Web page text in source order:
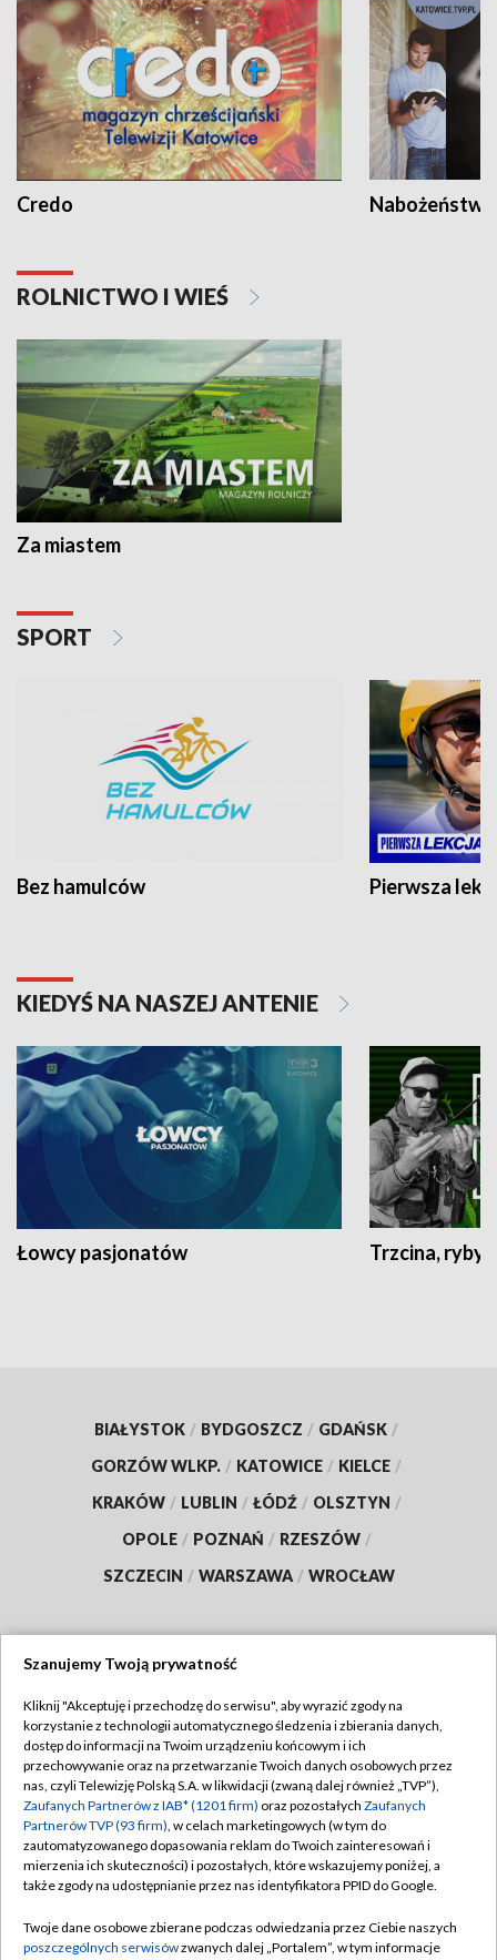
Credo
ROLNICTWO I WIEŚ
Za miastem
SPORT
Bez hamulców Pierwsza
KIEDYŚ NA NASZEJ ANTENIE
Łowcy pasjonatów Trzcina, ryby
BIAŁYSTOK / BYDGOSZCZ / GDAŃSK /
GORZÓW WLKP. / KATOWICE / KIELCE /
KRAKÓW / LUBLIN / ŁÓDŹ / OLSZTYN /
OPOLE / POZNAŃ / RZESZÓW /
SZCZECIN / WARSZAWA / WROCŁAW
TVP
Abonament TVP
Emisja w TVP
Centrum informacji TVP
Naziemna Telewizja Cyfrowa
Rada Programowa
Regulamin TVP
Polityka prywatności
Moje zgody
Pomoc
Kontakt
Szanujemy Twoją prywatność
Kliknij "Akceptuję i przechodzę do serwisu", aby wyrazić zgody na
korzystanie z technologii automatycznego śledzenia i zbierania danych,
dostęp do informacji na Twoim urządzeniu końcowym i ich
przechowywanie oraz na przetwarzanie Twoich danych osobowych przez
nas, czyli Telewizję Polską S.A. w likwidacji (zwaną dalej również „TVP”),
Zaufanych Partnerów z IAB* (1201 firm) oraz pozostałych Zaufanych
Partnerów TVP (93 firm), w celach marketingowych (w tym do
zautomatyzowanego dopasowania reklam do Twoich zainteresowań i
mierzenia ich skuteczności) i pozostałych, które wskazujemy poniżej, a
także zgody na udostępnianie przez nas identyfikatora PPID do Google.
Twoje dane osobowe zbierane podczas odwiedzania przez Ciebie naszych
poszczególnych serwisówzwanych dalej „Portalem”, w tym informacje